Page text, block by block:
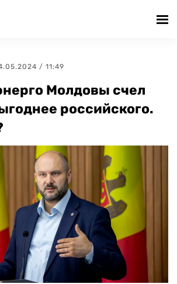
/ 11:49
Молдовы счел
российского.